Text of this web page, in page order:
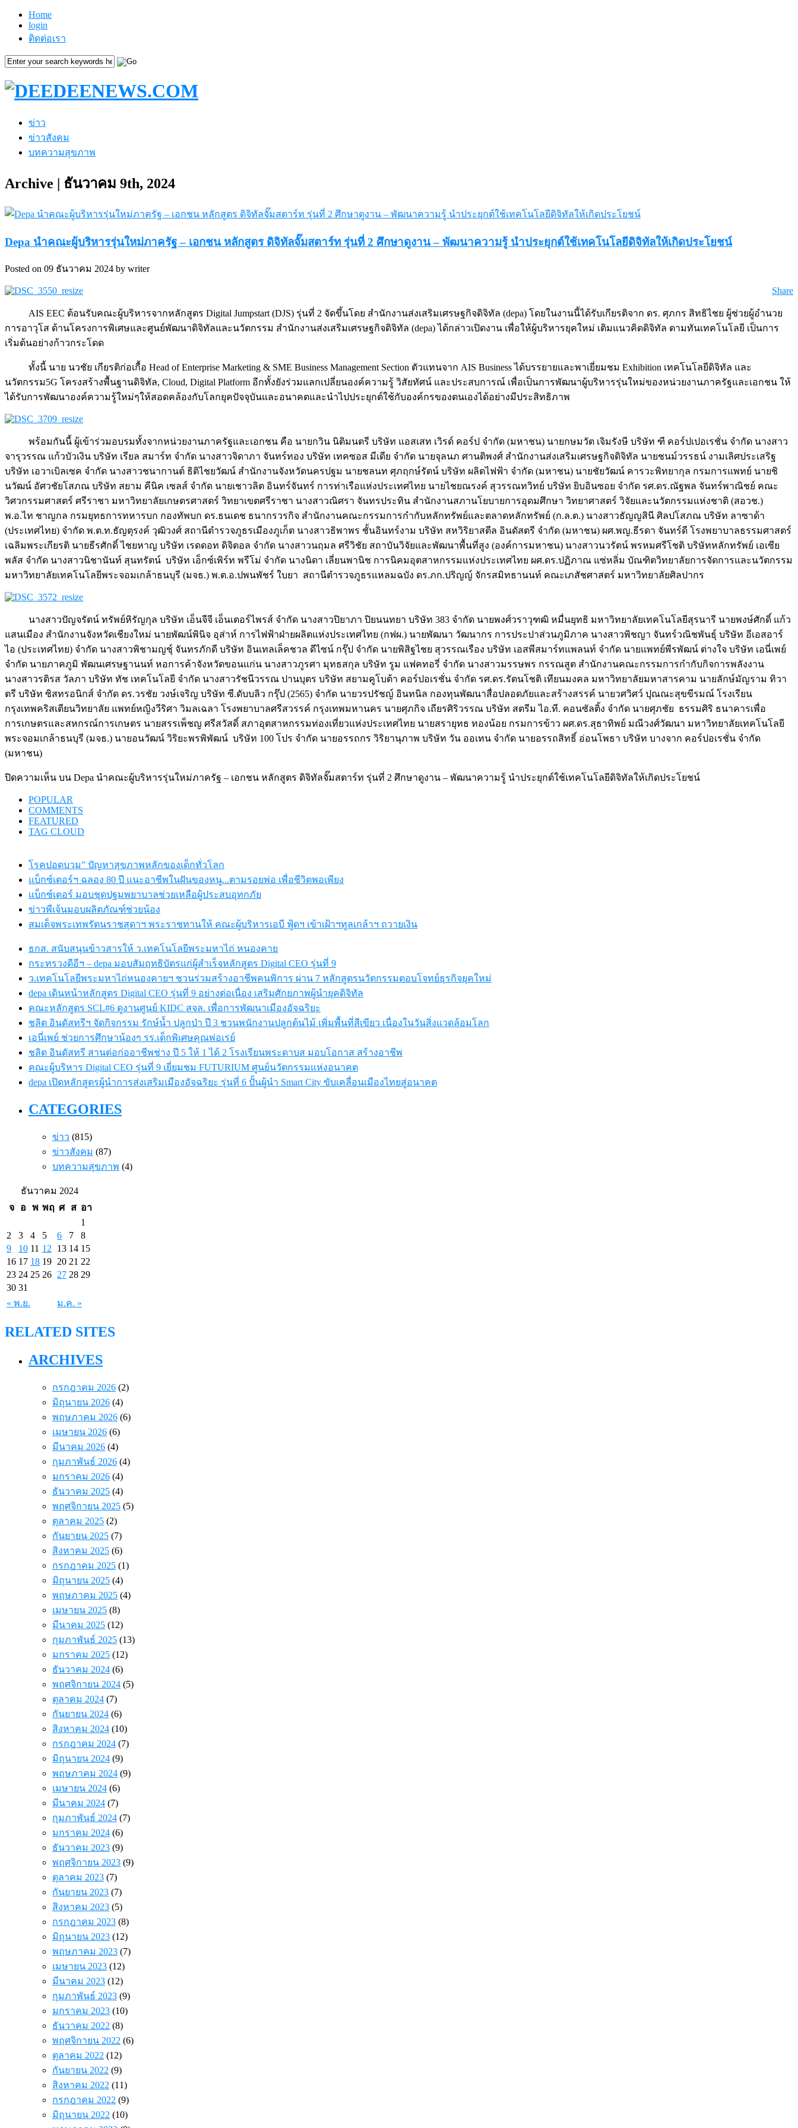
Home
login
ติดต่อเรา
ข่าว
ข่าวสังคม
บทความสุขภาพ
Archive | ธันวาคม 9th, 2024
Depa นำคณะผู้บริหารรุ่นใหม่ภาครัฐ – เอกชน หลักสูตร ดิจิทัลจั๊มสตาร์ท รุ่นที่ 2 ศึกษาดูงาน – พัฒนาความรู้ นำประยุกต์ใช้เทคโนโลยีดิจิทัลให้เกิดประโยชน์
Posted on 09 ธันวาคม 2024 by writer
Share
AIS EEC ต้อนรับคณะผู้บริหารจากหลักสูตร Digital Jumpstart (DJS) รุ่นที่ 2 จัดขึ้นโดย สำนักงานส่งเสริมเศรษฐกิจดิจิทัล (depa) โดยในงานนี้ได้รับเกียรติจาก ดร. ศุภกร สิทธิไชย ผู้ช่วยผู้อำนวย
การอาวุโส ด้านโครงการพิเศษและศูนย์พัฒนาดิจิทัลและนวัตกรรม สำนักงานส่งเสริมเศรษฐกิจดิจิทัล (depa) ได้กล่าวเปิดงาน เพื่อให้ผู้บริหารยุคใหม่ เติมแนวคิดดิจิทัล ตามทันเทคโนโลยี เป็นการ
เริ่มต้นอย่างก้าวกระโดด
ทั้งนี้ นาย นวชัย เกียรติก่อเกื้อ Head of Enterprise Marketing & SME Business Management Section ตัวแทนจาก AIS Business ได้บรรยายและพาเยี่ยมชม Exhibition เทคโนโลยีดิจิทัล และ
นวัตกรรม5G โครงสร้างพื้นฐานดิจิทัล, Cloud, Digital Platform อีกทั้งยังร่วมแลกเปลี่ยนองค์ความรู้ วิสัยทัศน์ และประสบการณ์ เพื่อเป็นการพัฒนาผู้บริหารรุ่นใหม่ของหน่วยงานภาครัฐและเอกชน ให้
ได้รับการพัฒนาองค์ความรู้ใหม่ๆให้สอดคล้องกับโลกยุคปัจจุบันและอนาคตและนำไปประยุกต์ใช้กับองค์กรของตนเองได้อย่างมีประสิทธิภาพ
พร้อมกันนี้ ผู้เข้าร่วมอบรมทั้งจากหน่วยงานภาครัฐและเอกชน คือ นายกวิน นิติมนตรี บริษัท แอสเสท เวิรด์ คอร์ป จำกัด (มหาชน) นายกษมวัต เจิมรังษี บริษัท ฑี คอร์ปเปอเรชั่น จำกัด นางสาว
จารุวรรณ แก้วบัวเงิน บริษัท เรียล สมาร์ท จำกัด นางสาวจิดาภา จันทร์ทอง บริษัท เทคซอส มีเดีย จำกัด นายจุลนภ ศานติพงศ์ สำนักงานส่งเสริมเศรษฐกิจดิจิทัล นายชนม์วรรธน์ งามเลิศประเสริฐ
บริษัท เอวาเบิลเซค จำกัด นางสาวชนากานต์ ธิติไชยวัฒน์ สำนักงานจังหวัดนครปฐม นายชลนท ศุภฤกษ์รัตน์ บริษัท ผลิตไฟฟ้า จำกัด (มหาชน) นายชัยวัฒน์ คารวะพิทยากุล กรมการแพทย์ นายชิ
นวัฒน์ อัศวชัยโสภณ บริษัท สยาม คีนิค เซลส์ จำกัด นายเชาวลิต อินทร์จันทร์ การท่าเรือแห่งประเทศไทย นายไชยณรงค์ สุวรรณทวิทย์ บริษัท ยิบอินซอย จำกัด รศ.ดร.ณัฐพล จันทร์พาณิชย์ คณะ
วิศวกรรมศาสตร์ ศรีราชา มหาวิทยาลัยเกษตรศาสตร์ วิทยาเขตศรีราชา นางสาวณิศรา จันทรประทิน สำนักงานสภานโยบายการอุดมศึกษา วิทยาศาสตร์ วิจัยและนวัตกรรมแห่งชาติ (สอวช.)
พ.อ.ไท ชาญกล กรมยุทธการทหารบก กองทัพบก ดร.ธนเดช ธนากรวรกิจ สำนักงานคณะกรรมการกำกับหลักทรัพย์และตลาดหลักทรัพย์ (ก.ล.ต.) นางสาวธัญญสินี ศิลปโสภณ บริษัท ลาซาด้า
(ประเทศไทย) จำกัด พ.ต.ท.ธัญตุรงค์ วุฒิวงศ์ สถานีตำรวจภูธรเมืองภูเก็ต นางสาวธิพาพร ชั้นอินทร์งาม บริษัท สหวิริยาสตีล อินดัสตรี จำกัด (มหาชน) ผศ.พญ.ธีรดา จันทร์ดี โรงพยาบาลธรรมศาสตร์
เฉลิมพระเกียรติ นายธีรศักดิ์ ไชยหาญ บริษัท เรดดอท ดิจิตอล จำกัด นางสาวนฤมล ศรีวิชัย สถาบันวิจัยและพัฒนาพื้นที่สูง (องค์การมหาชน) นางสาวนวรัตน์ พรหมศรีโชติ บริษัทหลักทรัพย์ เอเซีย
พลัส จำกัด นางสาวนิชานันท์ สุนทรัตน์ บริษัท เอ็กซ์เพิร์ท พรีโม่ จำกัด นางนิดา เลี่ยนพานิช การนิคมอุตสาหกรรมแห่งประเทศไทย ผศ.ดร.ปฏิภาณ แซ่หลิ่ม บัณฑิตวิทยาลัยการจัดการและนวัตกรรม
มหาวิทยาลัยเทคโนโลยีพระจอมเกล้าธนบุรี (มจธ.) พ.ต.อ.ปพนพัชร์ ใบยา สถานีตำรวจภูธรแหลมฉบัง ดร.ภก.ปริญญ์ จักรสมิทธานนท์ คณะเภสัชศาสตร์ มหาวิทยาลัยศิลปากร
นางสาวปัญจรัตน์ ทรัพย์หิรัญกุล บริษัท เอ็นจีจี เอ็นเตอร์ไพรส์ จำกัด นางสาวปิยาภา ปิยนนทยา บริษัท 383 จำกัด นายพงศ์วราวุฑฒิ หมื่นยุทธิ มหาวิทยาลัยเทคโนโลยีสุรนารี นายพงษ์ศักดิ์ แก้ว
แสนเมือง สำนักงานจังหวัดเชียงใหม่ นายพัฒน์พินิจ อุส่าห์ การไฟฟ้าฝ่ายผลิตแห่งประเทศไทย (กฟผ.) นายพัฒนา วัฒนากร การประปาส่วนภูมิภาค นางสาวพิชญา จันทร์วณิชพันธุ์ บริษัท อีเอสอาร์
ไอ (ประเทศไทย) จำกัด นางสาวพิชามญชุ์ จันทรภักดี บริษัท อินเทลเล็คชวล ดีไซน์ กรุ๊ป จำกัด นายพิสิฐไชย สุวรรณเรือง บริษัท เอสพีสมาร์ทแพลนท์ จำกัด นายแพทย์พีรพัฒน์ ต่างใจ บริษัท เอนี่เพย์
จำกัด นายภาคภูมิ พัฒนเศรษฐานนท์ หอการค้าจังหวัดขอนแก่น นางสาวภูรศา มุทธสกุล บริษัท รูม แฟคทอรี่ จำกัด นางสาวมรรษพร กรรณสูต สำนักงานคณะกรรมการกำกับกิจการพลังงาน
นางสาวรติรส วัลภา บริษัท ทัช เทคโนโลยี จำกัด นางสาวรัชนีวรรณ ปานบุตร บริษัท สยามคูโบต้า คอร์ปอเรชั่น จำกัด รศ.ดร.รัตนโชติ เทียนมงคล มหาวิทยาลัยมหาสารคาม นายลักษ์มัญราม ทิวา
ตรี บริษัท ซิสทรอนิกส์ จำกัด ดร.วรชัย วงษ์เจริญ บริษัท ซี.ดับบลิว กรุ๊ป (2565) จำกัด นายวรปรัชญ์ อินทนิล กองทุนพัฒนาสื่อปลอดภัยและสร้างสรรค์ นายวศวิศว์ ปุณณะสุขขีรมณ์ โรงเรียน
กรุงเทพคริสเตียนวิทยาลัย แพทย์หญิงวีริศา วิมลเฉลา โรงพยาบาลศรีสวรรค์ กรุงเทพมหานคร นายศุภกิจ เถียรศิริวรรณ บริษัท สตรีม ไอ.ที. คอนซัลติ้ง จำกัด นายศุภชัย ธรรมศิริ ธนาคารเพื่อ
การเกษตรและสหกรณ์การเกษตร นายสรรเพ็ชญ ศรีสวัสดิ์ สภาอุตสาหกรรมท่องเที่ยวแห่งประเทศไทย นายสรายุทธ ทองน้อย กรมการข้าว ผศ.ดร.สุธาทิพย์ มณีวงศ์วัฒนา มหาวิทยาลัยเทคโนโลยี
พระจอมเกล้าธนบุรี (มจธ.) นายอนวัฒน์ วิริยะพรพิพัฒน์ บริษัท 100 โปร จำกัด นายอรรถกร วิริยานุภาพ บริษัท วัน ออเทน จำกัด นายอรรถสิทธิ์ อ่อนโพธา บริษัท บางจาก คอร์ปอเรชั่น จำกัด
(มหาชน)
ปิดความเห็น บน Depa นำคณะผู้บริหารรุ่นใหม่ภาครัฐ – เอกชน หลักสูตร ดิจิทัลจั๊มสตาร์ท รุ่นที่ 2 ศึกษาดูงาน – พัฒนาความรู้ นำประยุกต์ใช้เทคโนโลยีดิจิทัลให้เกิดประโยชน์
POPULAR
COMMENTS
FEATURED
TAG CLOUD
โรคปอดบวม” ปัญหาสุขภาพหลักของเด็กทั่วโลก
แบ็กซ์เตอร์ฯ ฉลอง 80 ปี แนะอาชีพในฝันของหนู...ตามรอยพ่อ เพื่อชีวิตพอเพียง
แบ็กซ์เตอร์ มอบชุดปฐมพยาบาลช่วยเหลือผู้ประสบอุทกภัย
ข่าวพีเจ้นมอบผลิตภัณฑ์ช่วยน้อง
สมเด็จพระเทพรัตนราชสุดาฯ พระราชทานให้ คณะผู้บริหารเอบี ฟู้ดฯ เข้าเฝ้าฯทูลเกล้าฯ ถวายเงิน
ธกส. สนับสนุนข้าวสารให้ ว.เทคโนโลยีพระมหาไถ่ หนองคาย
กระทรวงดีอีฯ – depa มอบสัมฤทธิบัตรแก่ผู้สำเร็จหลักสูตร Digital CEO รุ่นที่ 9
ว.เทคโนโลยีพระมหาไถ่หนองคายฯ ชวนร่วมสร้างอาชีพคนพิการ ผ่าน 7 หลักสูตรนวัตกรรมตอบโจทย์ธุรกิจยุคใหม่
depa เดินหน้าหลักสูตร Digital CEO รุ่นที่ 9 อย่างต่อเนื่อง เสริมศักยภาพผู้นำยุคดิจิทัล
คณะหลักสูตร SCL#6 ดูงานศูนย์ KIDC สจล. เพื่อการพัฒนาเมืองอัจฉริยะ
ชลิต อินดัสทรีฯ จัดกิจกรรม รักษ์น้ำ ปลูกป่า ปี 3 ชวนพนักงานปลูกต้นไม้ เพิ่มพื้นที่สีเขียว เนื่องในวันสิ่งแวดล้อมโลก
เอนี่เพย์ ช่วยการศึกษาน้องๆ รร.เด็กพิเศษคุณพ่อเรย์
ชลิต อินดัสทรี สานต่อก่ออาชีพช่าง ปี 5 ให้ 1 ได้ 2 โรงเรียนพระดาบส มอบโอกาส สร้างอาชีพ
คณะผู้บริหาร Digital CEO รุ่นที่ 9 เยี่ยมชม FUTURIUM ศูนย์นวัตกรรมแห่งอนาคต
depa เปิดหลักสูตรผู้นำการส่งเสริมเมืองอัจฉริยะ รุ่นที่ 6 ปั้นผู้นำ Smart City ขับเคลื่อนเมืองไทยสู่อนาคต
CATEGORIES
ข่าว (815)
ข่าวสังคม (87)
บทความสุขภาพ (4)
ธันวาคม 2024
จ
อ พ พฤ ศ ส อา
« พ.ย. ม.ค. »
1
2
3 4 5 6 7
8
9
10 11 12 13 14 15
16 17 18 19 20 21 22
23 24 25 26 27 28 29
30 31
RELATED SITES
ARCHIVES
กรกฎาคม 2026 (2)
มิถุนายน 2026 (4)
พฤษภาคม 2026 (6)
เมษายน 2026 (6)
มีนาคม 2026 (4)
กุมภาพันธ์ 2026 (4)
มกราคม 2026 (4)
ธันวาคม 2025 (4)
พฤศจิกายน 2025 (5)
ตุลาคม 2025 (2)
กันยายน 2025 (7)
สิงหาคม 2025 (6)
กรกฎาคม 2025 (1)
มิถุนายน 2025 (4)
พฤษภาคม 2025 (4)
เมษายน 2025 (8)
มีนาคม 2025 (12)
กุมภาพันธ์ 2025 (13)
มกราคม 2025 (12)
ธันวาคม 2024 (6)
พฤศจิกายน 2024 (5)
ตุลาคม 2024 (7)
กันยายน 2024 (6)
สิงหาคม 2024 (10)
กรกฎาคม 2024 (7)
มิถุนายน 2024 (9)
พฤษภาคม 2024 (9)
เมษายน 2024 (6)
มีนาคม 2024 (7)
กุมภาพันธ์ 2024 (7)
มกราคม 2024 (6)
ธันวาคม 2023 (9)
พฤศจิกายน 2023 (9)
ตุลาคม 2023 (7)
กันยายน 2023 (7)
สิงหาคม 2023 (5)
กรกฎาคม 2023 (8)
มิถุนายน 2023 (12)
พฤษภาคม 2023 (7)
เมษายน 2023 (12)
มีนาคม 2023 (12)
กุมภาพันธ์ 2023 (9)
มกราคม 2023 (10)
ธันวาคม 2022 (8)
พฤศจิกายน 2022 (6)
ตุลาคม 2022 (12)
กันยายน 2022 (9)
สิงหาคม 2022 (11)
กรกฎาคม 2022 (9)
มิถุนายน 2022 (10)